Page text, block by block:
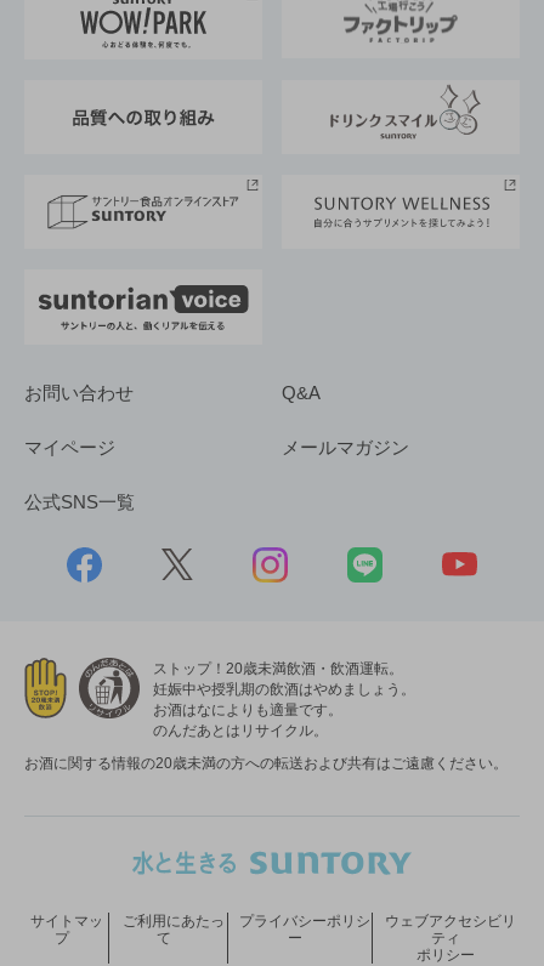
地域情報
サントリーサンバーズ大阪
サントリーが考えるサステナビリティ経営
企業概要
採用情報
お問い合わせ Q&A
マイページ メールマガジン
公式SNS一覧
ストップ！20歳未満飲酒・飲酒運転。
妊娠中や授乳期の飲酒はやめましょう。
お酒はなによりも適量です。
のんだあとはリサイクル。
お酒に関する情報の20歳未満の方への転送および共有はご遠慮ください。
サイトマッ
プ
ご利用にあたっ
て
プライバシーポリシ
ー
ウェブアクセシビリ
ティ
ポリシー